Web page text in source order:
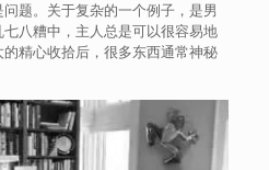
题。关于复杂的一个例子，是男
八糟中，主人总是可以很容易地
精心收拾后，很多东西通常神秘